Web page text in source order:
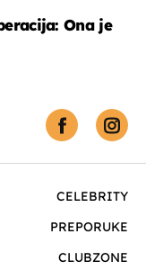
Ona je
CELEBRITY
PREPORUKE
CLUBZONE